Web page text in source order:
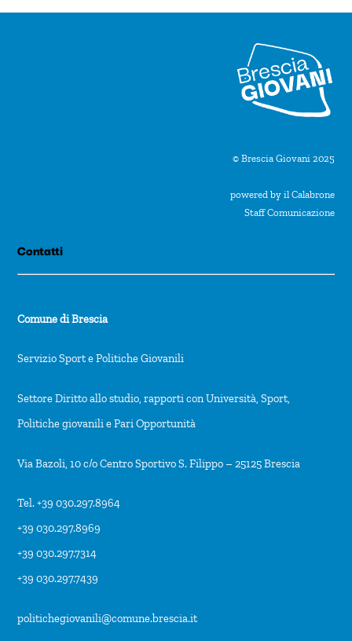
© Brescia Giovani 2025
powered by il Calabrone
Staff Comunicazione
Contatti
Comune di Brescia
Servizio Sport e Politiche Giovanili
Settore Diritto allo studio, rapporti con Università, Sport,
Politiche giovanili e Pari Opportunità
Via Bazoli, 10 c/o Centro Sportivo S. Filippo – 25125 Brescia
Tel. +39 030.297.8964
+39 030.297.8969
+39 030.297.7314
+39 030.297.7439
politichegiovanili@comune.brescia.it